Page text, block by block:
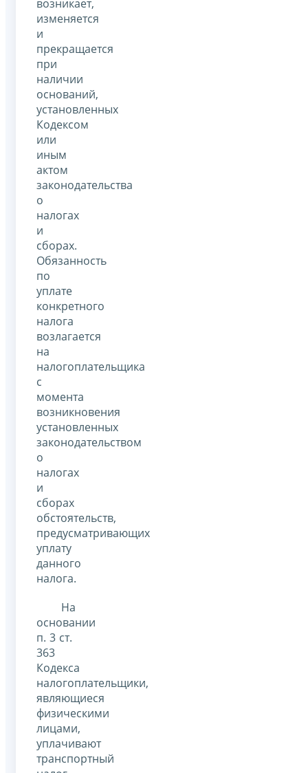
возникает,
изменяется
и
прекращается
при
наличии
оснований,
установленных
Кодексом
или
иным
актом
законодательства
о
налогах
и
сборах.
Обязанность
по
уплате
конкретного
налога
возлагается
на
налогоплательщика
с
момента
возникновения
установленных
законодательством
о
налогах
и
сборах
обстоятельств,
предусматривающих
уплату
данного
налога.
На
основании
п. 3 ст.
363
Кодекса
налогоплательщики,
являющиеся
физическими
лицами,
уплачивают
транспортный